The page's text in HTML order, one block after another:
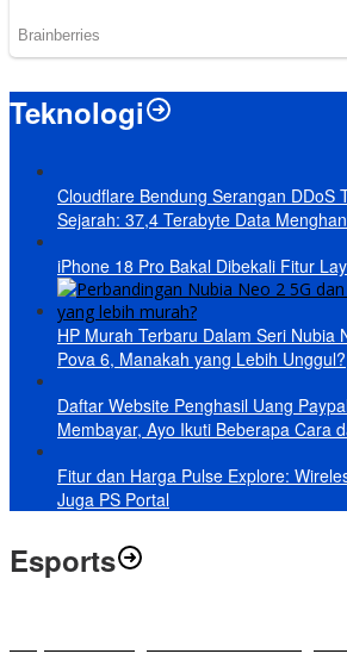
Teknologi
Cloudflare Bendung Serangan DDoS
Sejarah: 37,4 Terabyte Data
iPhone 18 Pro Bakal Dibekali Fitur
HP Murah Terbaru Dalam Seri Nubia
Pova 6, Manakah yang Lebih Unggul?
Daftar Website Penghasil Uang
Membayar, Ayo Ikuti Beberapa Cara
Fitur dan Harga Pulse Explore:
Juga PS Portal
Esports